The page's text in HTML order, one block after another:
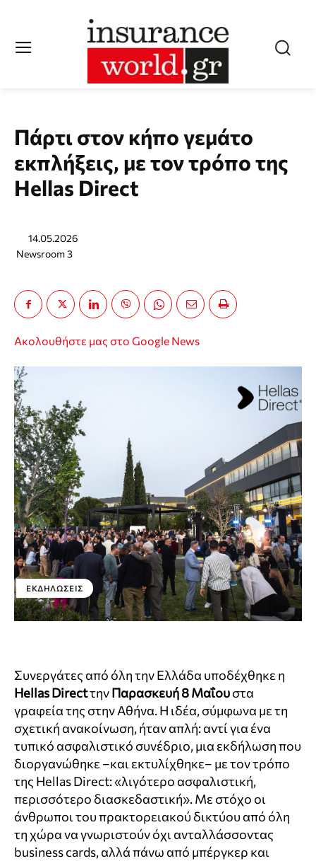
Πάρτι στον κήπο γεμάτο
εκπλήξεις, με τον τρόπο της
Hellas Direct
14.05.2026
Newsroom 3
Ακολουθήστε μας στο Google News
ΕΚΔΗΛΏΣΕΙΣ
Συνεργάτες από όλη την Ελλάδα υποδέχθηκε η
Hellas DirectτηνΠαρασκευή 8 Μαΐουστα
γραφεία της στην Αθήνα. Η ιδέα, σύμφωνα με τη
σχετική ανακοίνωση, ήταν απλή: αντί για ένα
τυπικό ασφαλιστικό συνέδριο, μια εκδήλωση που
διοργανώθηκε –και εκτυλίχθηκε– με τον τρόπο
της Hellas Direct: «λιγότερο ασφαλιστική,
περισσότερο διασκεδαστική». Με στόχο οι
άνθρωποι του πρακτορειακού δικτύου από όλη
τη χώρα να γνωριστούν όχι ανταλλάσσοντας
business cards, αλλά πάνω από μπέργκερ και